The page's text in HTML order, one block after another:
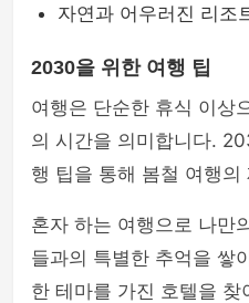
자연과 어우러진 리조
2030을 위한 여행 팁
여행은 단순한 휴식 이상
의 시간을 의미합니다.
행 팁을 통해 봄철 여행의
혼자 하는 여행으로 나만
들과의 특별한 추억을 쌓
한 테마를 가진 호텔을